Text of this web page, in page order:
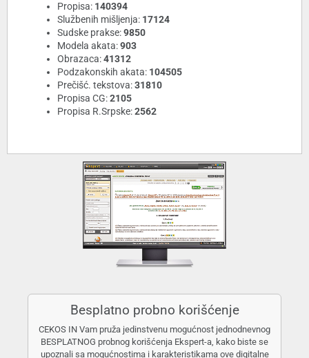
Propisa: 140394
Službenih mišljenja: 17124
Sudske prakse:9850
Modela akata:903
Obrazaca:41312
Podzakonskih akata: 104505
Prečišć. tekstova:31810
Propisa CG:2105
Propisa R.Srpske:2562
Besplatno probno korišćenje
CEKOS IN Vam pruža jedinstvenu mogućnost jednodnevnog
BESPLATNOG probnog korišćenja Ekspert-a, kako biste se
upoznali sa mogućnostima i karakteristikama ove digitalne